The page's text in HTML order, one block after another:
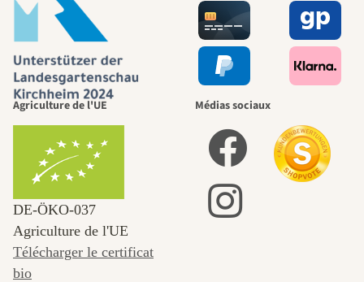
Agriculture de l'UE
DE‑ÖKO‑037
Agriculture de l'UE
Télécharger le certificat
bio
Médias sociaux